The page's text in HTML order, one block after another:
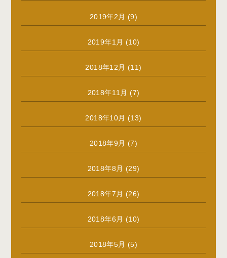
2019年2月 (9)
2019年1月 (10)
2018年12月 (11)
2018年11月 (7)
2018年10月 (13)
2018年9月 (7)
2018年8月 (29)
2018年7月 (26)
2018年6月 (10)
2018年5月 (5)